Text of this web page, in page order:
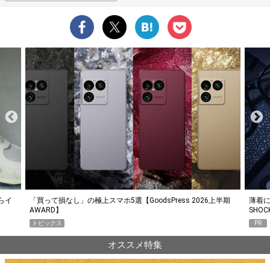
イ
「買って損なし」の極上スマホ5選【GoodsPress 2026上半期
AWARD】
トピックス
薄着
PR
オススメ特集